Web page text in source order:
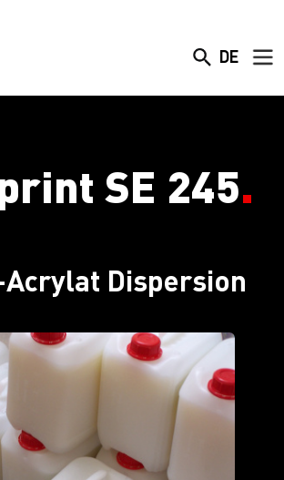
DE
SE 245.
Dispersion